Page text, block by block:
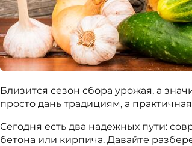
Близится сезон сбора урожая, а
просто дань традициям, а
Сегодня есть два надежных пути:
бетона или кирпича. Давайте